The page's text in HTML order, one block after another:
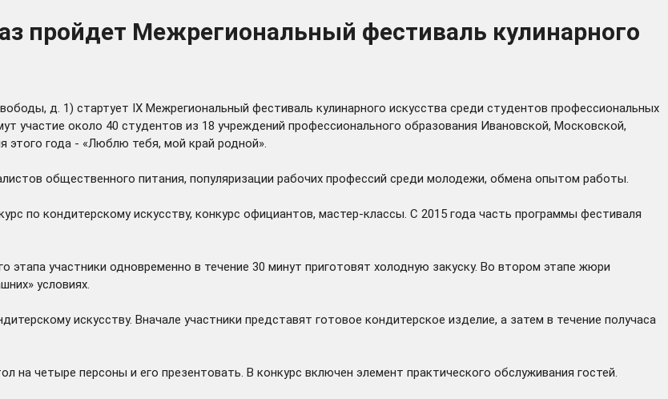
пройдет Межрегиональный фестиваль кулинарного
д. 1) стартует IX Межрегиональный фестиваль кулинарного искусства среди студентов профессиональных
участие около 40 студентов из 18 учреждений профессионального образования Ивановской, Московской,
этого года - «Люблю тебя, мой край родной».
общественного питания, популяризации рабочих профессий среди молодежи, обмена опытом работы.
по кондитерскому искусству, конкурс официантов, мастер-классы. С 2015 года часть программы фестиваля
этапа участники одновременно в течение 30 минут приготовят холодную закуску. Во втором этапе жюри
условиях.
искусству. Вначале участники представят готовое кондитерское изделие, а затем в течение получаса
четыре персоны и его презентовать. В конкурс включен элемент практического обслуживания гостей.